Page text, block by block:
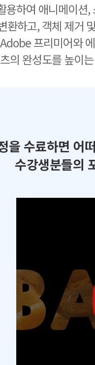
용하여 애니메이션
환하고, 객체 제거
프리미어와
의 완성도를 높이
을 수료하면 어
수강생분들의